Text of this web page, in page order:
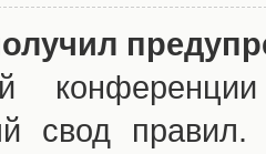
конференции
свод